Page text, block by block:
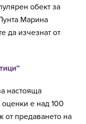
обект за
Марина
да изчезнат от
настояща
е над 100
от предаването на